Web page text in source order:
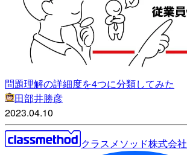
問題理解の詳細度を4つに分類してみた
田部井勝彦
2023.04.10
クラスメソッド株式会社